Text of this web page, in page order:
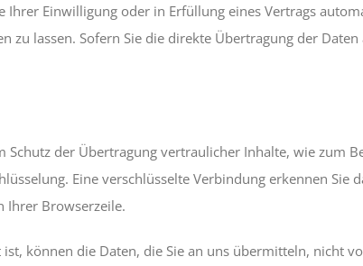
Ihrer Einwilligung oder in Erfüllung eines Vertrags
zu lassen. Sofern Sie die direkte Übertragung der
Schutz der Übertragung vertraulicher Inhalte, wie zum
Eine verschlüsselte Verbindung erkennen
Ihrer Browserzeile.
ist, können die Daten, die Sie an uns übermitteln, nicht